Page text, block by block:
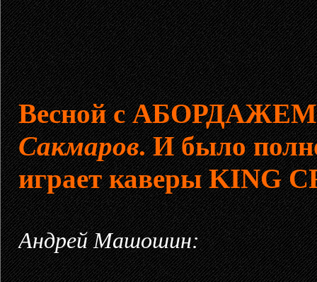
Весной с АБОРДАЖЕМ
Сакмаров. И было
играет каверы KING
Андрей Машошин: